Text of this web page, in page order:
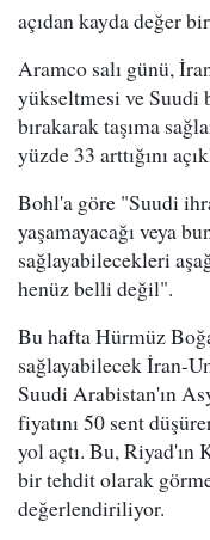
açıdan kayda değer
Aramco salı günü,
yükseltmesi ve Suudi
bırakarak taşıma
yüzde 33 arttığını
Bohl'a göre "Suudi
yaşamayacağı veya
sağlayabilecekleri
henüz belli değil".
Bu hafta Hürmüz
sağlayabilecek İran-
Suudi Arabistan'ın
fiyatını 50 sent
yol açtı. Bu, Riyad'ın
bir tehdit olarak
değerlendiriliyor.